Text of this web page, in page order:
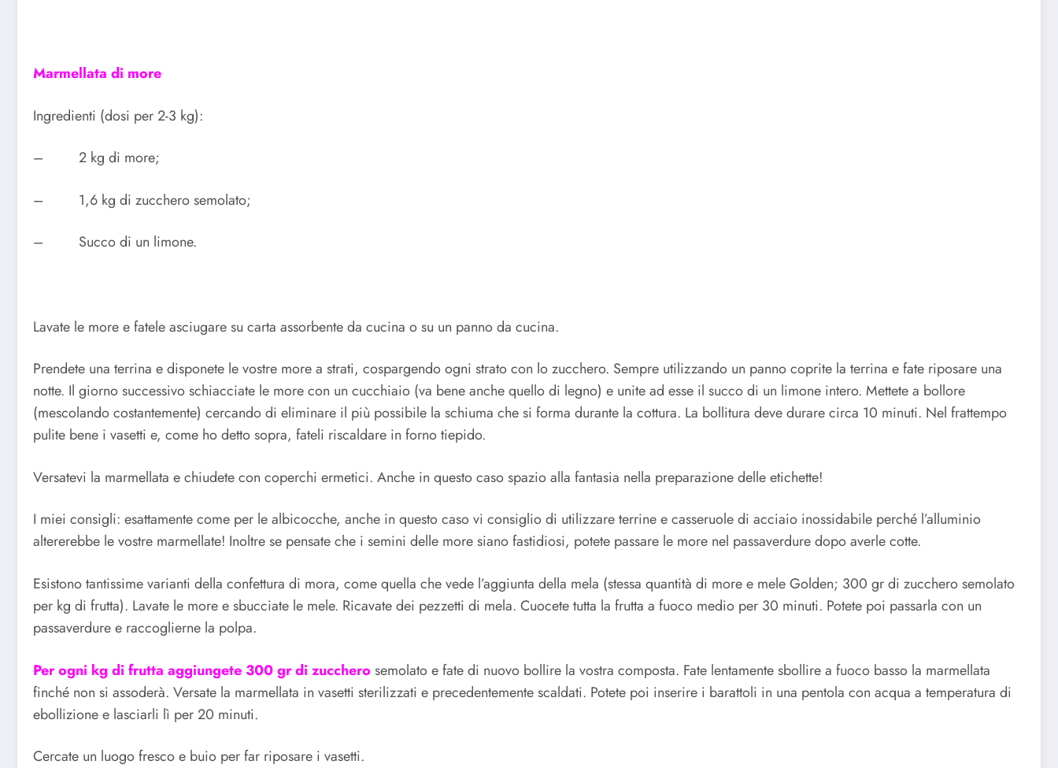
Marmellata di more
Ingredienti (dosi per 2-3 kg):
– 2 kg di more;
– 1,6 kg di zucchero semolato;
– Succo di un limone.
Lavate le more e fatele asciugare su carta assorbente da cucina o su un panno da cucina.
Prendete una terrina e disponete le vostre more a strati, cospargendo ogni strato con lo zucchero. Sempre utilizzando un panno coprite la terrina e fate riposare una
notte. Il giorno successivo schiacciate le more con un cucchiaio (va bene anche quello di legno) e unite ad esse il succo di un limone intero. Mettete a bollore
(mescolando costantemente) cercando di eliminare il più possibile la schiuma che si forma durante la cottura. La bollitura deve durare circa 10 minuti. Nel frattempo
pulite bene i vasetti e, come ho detto sopra, fateli riscaldare in forno tiepido.
Versatevi la marmellata e chiudete con coperchi ermetici. Anche in questo caso spazio alla fantasia nella preparazione delle etichette!
I miei consigli: esattamente come per le albicocche, anche in questo caso vi consiglio di utilizzare terrine e casseruole di acciaio inossidabile perché l’alluminio
altererebbe le vostre marmellate! Inoltre se pensate che i semini delle more siano fastidiosi, potete passare le more nel passaverdure dopo averle cotte.
Esistono tantissime varianti della confettura di mora, come quella che vede l’aggiunta della mela (stessa quantità di more e mele Golden; 300 gr di zucchero semolato
per kg di frutta). Lavate le more e sbucciate le mele. Ricavate dei pezzetti di mela. Cuocete tutta la frutta a fuoco medio per 30 minuti. Potete poi passarla con un
passaverdure e raccoglierne la polpa.
Per ogni kg di frutta aggiungete 300 gr di zucchero semolato e fate di nuovo bollire la vostra composta. Fate lentamente sbollire a fuoco basso la marmellata
finché non si assoderà. Versate la marmellata in vasetti sterilizzati e precedentemente scaldati. Potete poi inserire i barattoli in una pentola con acqua a temperatura di
ebollizione e lasciarli lì per 20 minuti.
Cercate un luogo fresco e buio per far riposare i vasetti.